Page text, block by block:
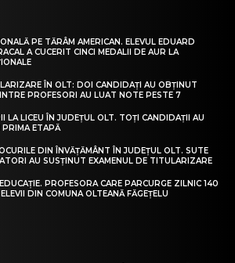
PE TĂRÂM AMERICAN. ELEVUL EDUARD
A CUCERIT CINCI MEDALII DE AUR LA
ÎN OLT: DOI CANDIDAȚI AU OBȚINUT
PROFESORI AU LUAT NOTE PESTE 7
LA LICEU ÎN JUDEȚUL OLT. TOȚI CANDIDAȚII AU
ETAPĂ
DIN ÎNVĂȚĂMÂNT ÎN JUDEȚUL OLT. SUTE
AU SUSȚINUT EXAMENUL DE TITULARIZARE
PROFESORA CARE PARCURGE ZILNIC 140
DIN COMUNA OLTEANĂ FĂGEȚELU